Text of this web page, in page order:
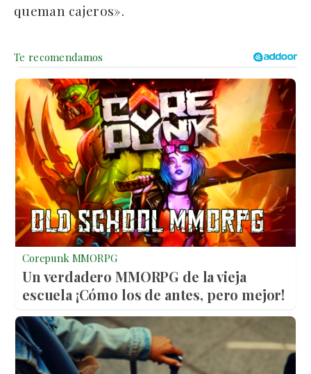
queman cajeros».
Corepunk MMORPG
Un verdadero MMORPG de la vieja
escuela ¡Cómo los de antes, pero mejor!